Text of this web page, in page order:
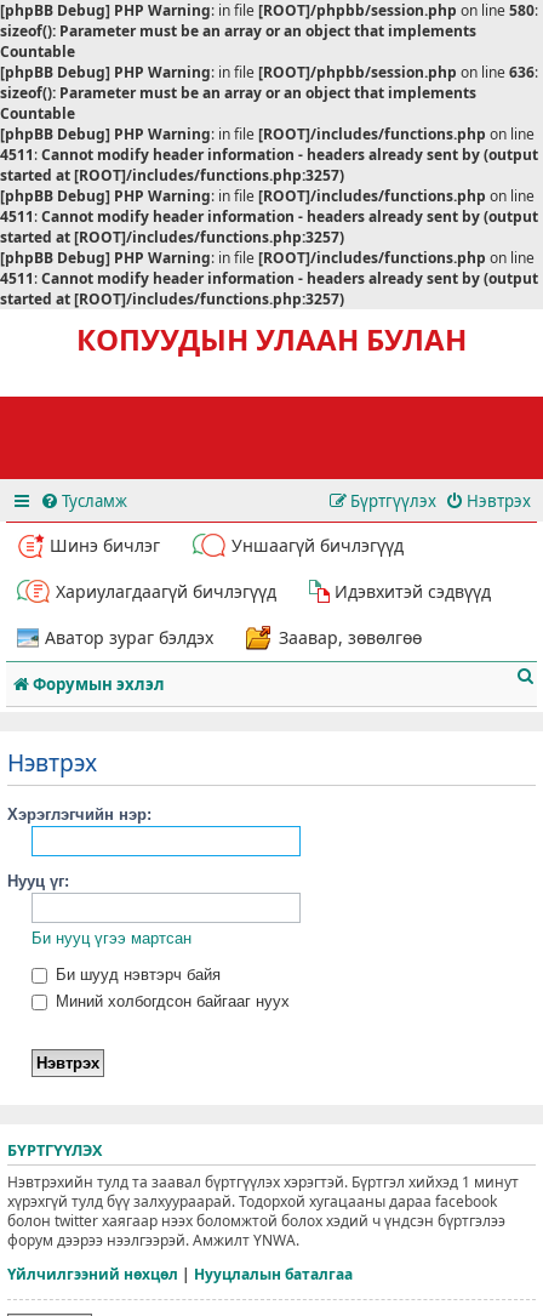
[phpBB Debug] PHP Warning: in file[ROOT]/phpbb/session.php on line580:
sizeof(): Parameter must be an array or an object that implements
Countable
[phpBB Debug] PHP Warning: in file[ROOT]/phpbb/session.php on line636:
sizeof(): Parameter must be an array or an object that implements
Countable
[phpBB Debug] PHP Warning: in file[ROOT]/includes/functions.php on line
4511:Cannot modify header information - headers already sent by (output
started at [ROOT]/includes/functions.php:3257)
[phpBB Debug] PHP Warning: in file[ROOT]/includes/functions.php on line
4511:Cannot modify header information - headers already sent by (output
started at [ROOT]/includes/functions.php:3257)
[phpBB Debug] PHP Warning: in file[ROOT]/includes/functions.php on line
4511:Cannot modify header information - headers already sent by (output
started at [ROOT]/includes/functions.php:3257)
КОПУУДЫН УЛААН БУЛАН
Тусламж Нэвтрэх
Бүртгүүлэх
Шинэ бичлэг
Уншаагүй бичлэгүүд
Хариулагдаагүй бичлэгүүд
Идэвхитэй сэдвүүд
Аватор зураг бэлдэх
Заавар, зөвөлгөө
Форумын эхлэл
Нэвтрэх
Хэрэглэгчийн нэр:
Нууц үг:
Би нууц үгээ мартсан
Би шууд нэвтэрч байя
Миний холбогдсон байгааг нуух
БҮРТГҮҮЛЭХ
Нэвтрэхийн тулд та заавал бүртгүүлэх хэрэгтэй. Бүртгэл хийхэд 1 минут
хүрэхгүй тулд бүү залхуураарай. Тодорхой хугацааны дараа facebook
болон twitter хаягаар нээх боломжтой болох хэдий ч үндсэн бүртгэлээ
форум дээрээ нээлгээрэй. Амжилт YNWA.
Үйлчилгээний нөхцөл | Нууцлалын баталгаа